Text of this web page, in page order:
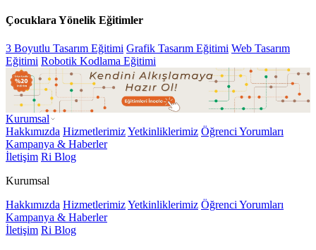
Çocuklara Yönelik Eğitimler
3 Boyutlu Tasarım Eğitimi Grafik Tasarım Eğitimi Web Tasarım
Eğitimi Robotik Kodlama Eğitimi
Kurumsal
Hakkımızda HizmetlerimizYetkinliklerimiz Öğrenci Yorumları
Kampanya & Haberler
İletişim Ri Blog
Kurumsal
Hakkımızda HizmetlerimizYetkinliklerimiz Öğrenci Yorumları
Kampanya & Haberler
İletişim Ri Blog